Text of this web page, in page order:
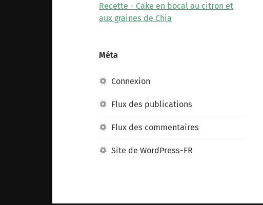
Recette - Cake en bocal au citron et
aux graines de Chia
Méta
Connexion
Flux des publications
Flux des commentaires
Site de WordPress-FR